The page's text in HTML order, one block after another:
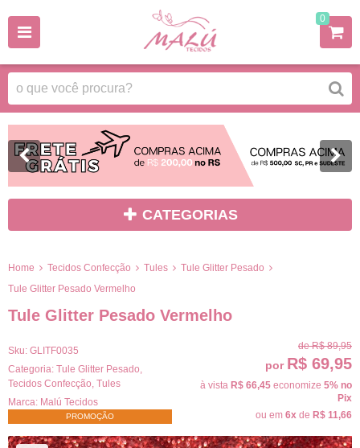
0
CATEGORIAS
Home Tecidos Confecção Tules
Tule Glitter Pesado
Tule Glitter Pesado Vermelho
Tule Glitter Pesado Vermelho
Sku: GLITF0035
Categoria: Tule Glitter Pesado
Tecidos Confecção Tules
Marca: Malú Tecidos
PROMOÇÃO
de R$ 89,95
por R$ 69,95
à vista R$ 66,45 economize 5% no
Pix
ou em 6x de R$ 11,66